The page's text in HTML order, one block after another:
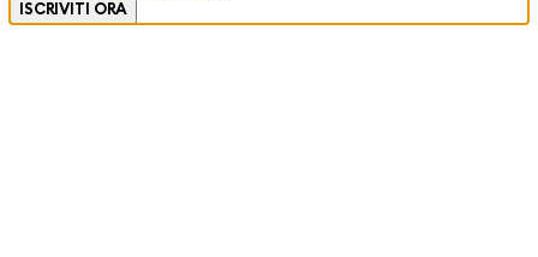
ISCRIVITI ORA